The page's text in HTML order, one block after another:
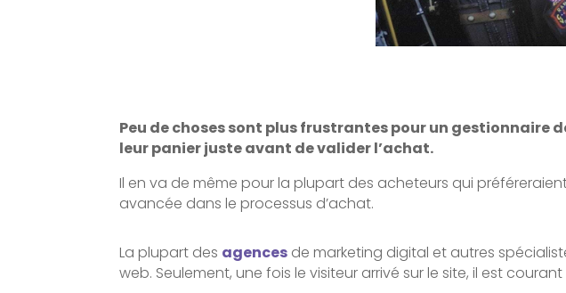
Peu de choses sont plus frustrantes pour un gestionnaire
leur panier juste avant de valider l’achat.
Il en va de même pour la plupart des acheteurs qui
avancée dans le processus d’achat.
La plupart des agences de marketing digital et autres
web. Seulement, une fois le visiteur arrivé sur le site, il est